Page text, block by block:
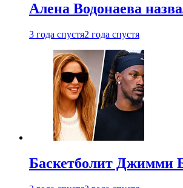
Алена Водонаева
3 года спустя2 года спустя
Баскетболит Джимми